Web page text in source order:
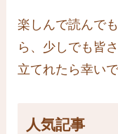
楽しんで読んで
ら、少しでも皆
立てれたら幸いで
人気記事